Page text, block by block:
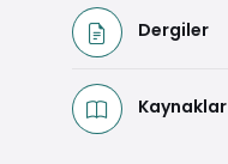
Dergiler
Kaynaklar